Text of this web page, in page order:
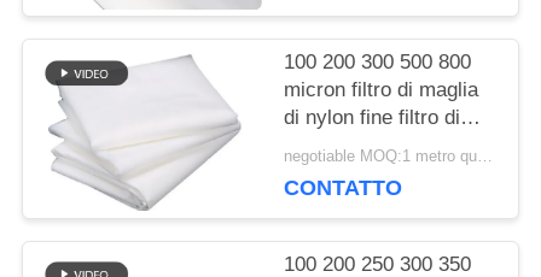
PRIVACY
POLICY
100 200 300 500 800
micron filtro di maglia
di nylon fine filtro di
stoffa per succo di latte
alimentare filtro di
negotiable MOQ:1 metro quadrato
CONTATTO
100 200 250 300 350